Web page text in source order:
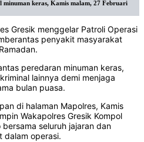
keras, Kamis malam, 27 Februari
Gresik menggelar Patroli Operasi
penyakit masyarakat
peredaran minuman keras,
lainnya demi menjaga
bulan puasa.
di halaman Mapolres, Kamis
Wakapolres Gresik Kompol
seluruh jajaran dan
dalam operasi.